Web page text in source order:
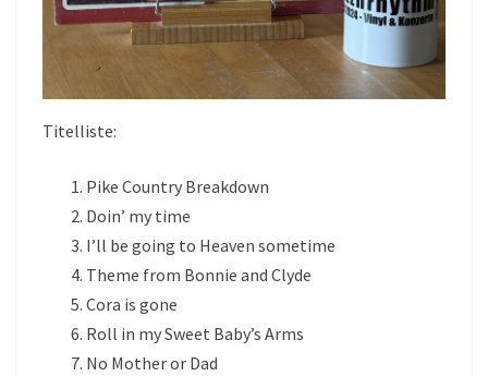
Titelliste:
Pike Country Breakdown
Doin’ my time
I’ll be going to Heaven sometime
Theme from Bonnie and Clyde
Cora is gone
Roll in my Sweet Baby’s Arms
No Mother or Dad